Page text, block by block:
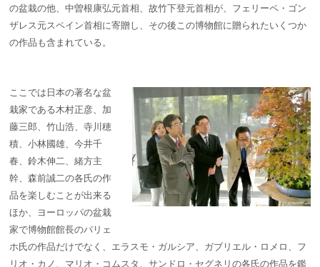
の盆栽の他、中曽根康弘元首相、故竹下登元首相が、フェリーペ・ゴン
ザレス元スペイン首相に寄贈し、その後この博物館に贈られたいくつか
の作品も含まれている。
ここでは日本の著名な盆
栽家である木村正彦、加
藤三郎、竹山浩、寺川穂
積、小林國雄、今井千
春、鈴木伸二、緒方主
幹、森前誠二の各氏の作
品を楽しむことが出来る
ほか、ヨーロッパの盆栽
家で博物館館長のバリェ
ホ氏の作品だけでなく、エラスモ・ガルシア、ガブリエル・ロメロ、フ
リオ・カノ、マリオ・コムスタ、サンドロ・セグネリの各氏の作品を鑑